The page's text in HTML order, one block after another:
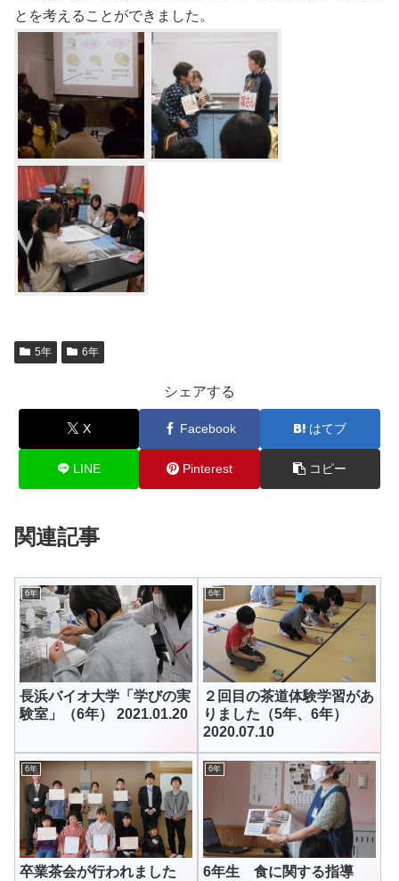
とを考えることができました。
5年 6年
シェアする
X Facebook はてブ
LINE Pinterest コピー
関連記事
6年
長浜バイオ大学「学びの実
験室」（6年） 2021.01.20
6年
２回目の茶道体験学習があ
りました（5年、6年）
2020.07.10
6年
卒業茶会が行われました
6年
6年生 食に関する指導